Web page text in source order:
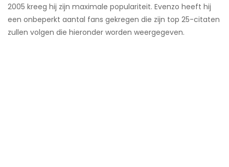
2005 kreeg hij zijn maximale populariteit. Evenzo heeft hij
een onbeperkt aantal fans gekregen die zijn top 25-citaten
zullen volgen die hieronder worden weergegeven.